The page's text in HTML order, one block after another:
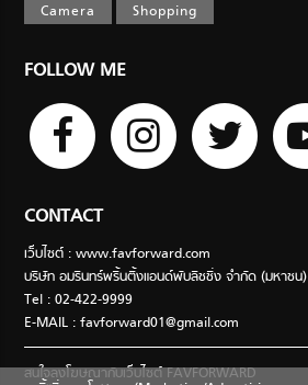
Camera
Shopping
FOLLOW ME
CONTACT
เว็บไซต์ : www.favforward.com
บริษัท อมรินทร์พริ้นติ้งแอนด์พับลิชชิ่ง จำกัด (มหาชน)
Tel : 02-422-9999
E-MAIL :favforward01@gmail.com
สนใจลงโฆษณากับเว็บไซต์ FAVFORWARD